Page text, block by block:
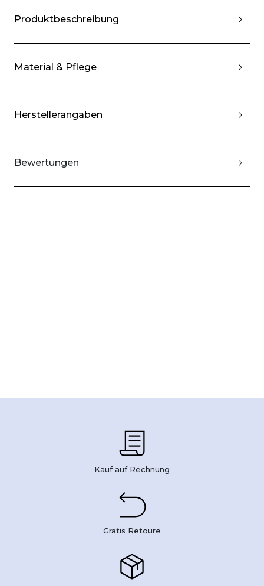
Produktbeschreibung
Material & Pflege
Herstellerangaben
Bewertungen
Kauf auf Rechnung
Gratis Retoure